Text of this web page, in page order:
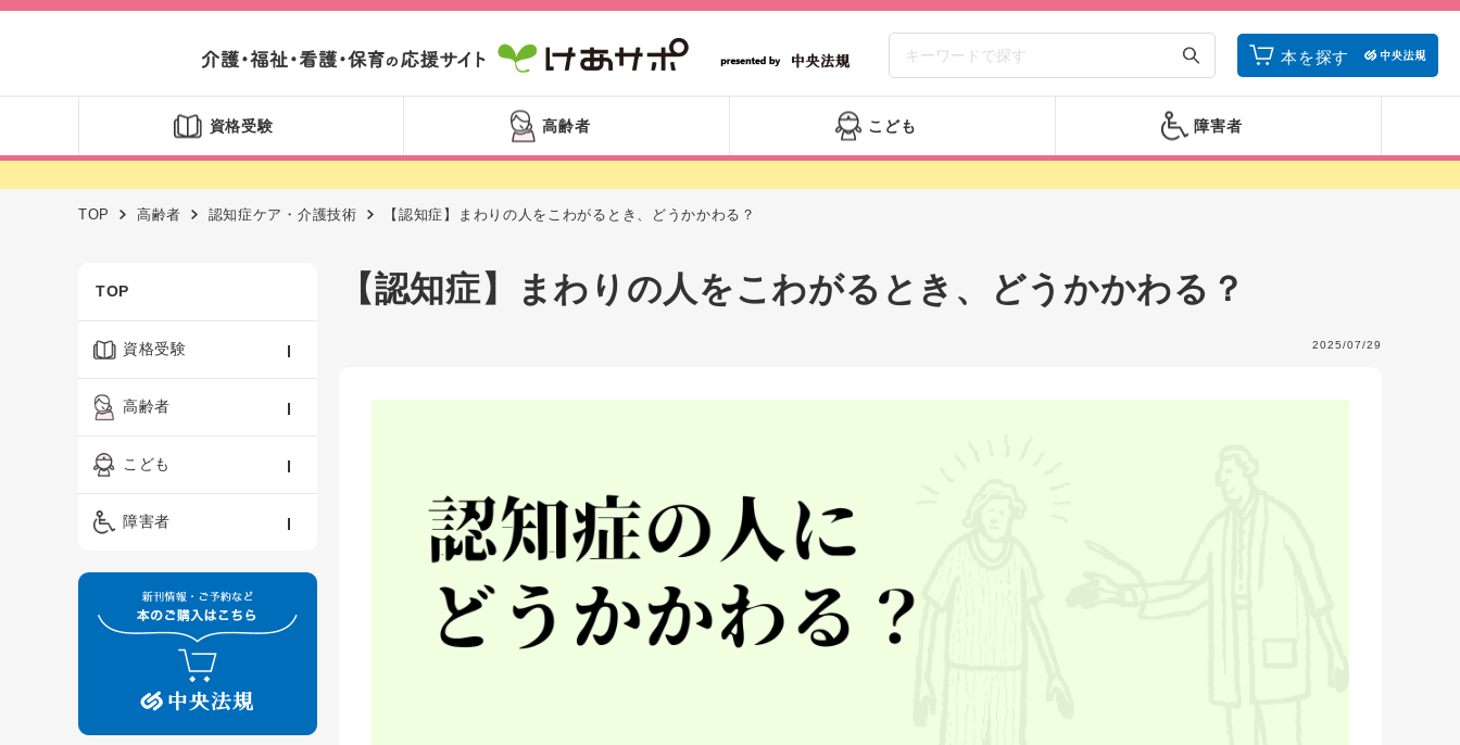
本を探す
資格受験 高齢者 こども 障害者
TOP 高齢者 認知症ケア・介護技術 【認知症】まわりの人をこわがるとき、どうかかわる？
TOP
資格受験
ケアマネジャー
精神保健福祉士
保育士
高齢者
認知症ケア・介護技術
ーシャルワーク
看護
制度
こども
保育・教育／発達障害
障害者
障害者支援・福祉
【認知症】まわりの人をこわがるとき、どうかかわる？
2025/07/29